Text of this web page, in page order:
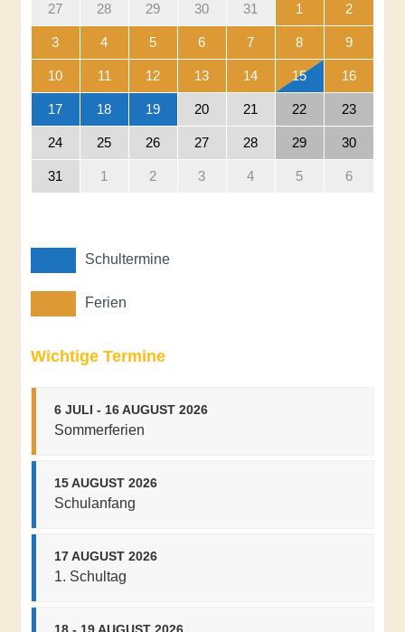
27 28 29 30 31 1 2
3 4 5 6 7 8 9
10 11 12 13 14 15 16
17 18 19 20 21 22 23
24 25 26 27 28 29 30
31 1 2 3 4 5 6
Schultermine
Ferien
Wichtige Termine
6 JULI - 16 AUGUST 2026
Sommerferien
15 AUGUST 2026
Schulanfang
17 AUGUST 2026
1. Schultag